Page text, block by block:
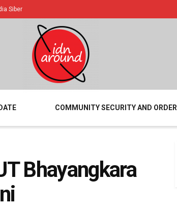
Siber
COMMUNITY SECURITY AND ORDER
Bhayangkara